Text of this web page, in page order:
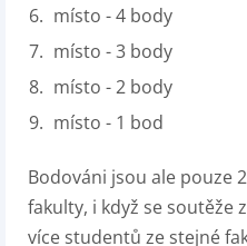
místo - 4 body
místo - 3 body
místo - 2 body
místo - 1 bod
Bodováni jsou ale pouze
fakulty, i když se soutěže
více studentů ze stejné